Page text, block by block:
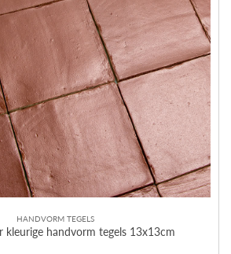
HANDVORM TEGELS
kleurige handvorm tegels 13x13cm